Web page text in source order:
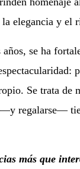
elegancia y el
se ha
Se trata de
—y regalarse—
más que